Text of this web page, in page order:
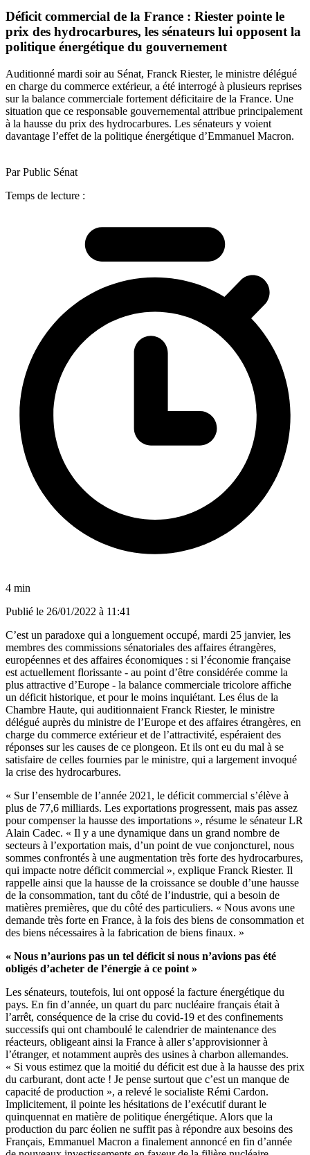
Déficit commercial de la France : Riester pointe le
prix des hydrocarbures, les sénateurs lui opposent la
politique énergétique du gouvernement
Auditionné mardi soir au Sénat, Franck Riester, le ministre délégué
en charge du commerce extérieur, a été interrogé à plusieurs reprises
sur la balance commerciale fortement déficitaire de la France. Une
situation que ce responsable gouvernemental attribue principalement
à la hausse du prix des hydrocarbures. Les sénateurs y voient
davantage l’effet de la politique énergétique d’Emmanuel Macron.
Par Public Sénat
Temps de lecture :
4 min
Publié le 26/01/2022 à 11:41
C’est un paradoxe qui a longuement occupé, mardi 25 janvier, les
membres des commissions sénatoriales des affaires étrangères,
européennes et des affaires économiques : si l’économie française
est actuellement florissante - au point d’être considérée comme la
plus attractive d’Europe - la balance commerciale tricolore affiche
un déficit historique, et pour le moins inquiétant. Les élus de la
Chambre Haute, qui auditionnaient Franck Riester, le ministre
délégué auprès du ministre de l’Europe et des affaires étrangères, en
charge du commerce extérieur et de l’attractivité, espéraient des
réponses sur les causes de ce plongeon. Et ils ont eu du mal à se
satisfaire de celles fournies par le ministre, qui a largement invoqué
la crise des hydrocarbures.
« Sur l’ensemble de l’année 2021, le déficit commercial s’élève à
plus de 77,6 milliards. Les exportations progressent, mais pas assez
pour compenser la hausse des importations », résume le sénateur LR
Alain Cadec. « Il y a une dynamique dans un grand nombre de
secteurs à l’exportation mais, d’un point de vue conjoncturel, nous
sommes confrontés à une augmentation très forte des hydrocarbures,
qui impacte notre déficit commercial », explique Franck Riester. Il
rappelle ainsi que la hausse de la croissance se double d’une hausse
de la consommation, tant du côté de l’industrie, qui a besoin de
matières premières, que du côté des particuliers. « Nous avons une
demande très forte en France, à la fois des biens de consommation et
des biens nécessaires à la fabrication de biens finaux. »
« Nous n’aurions pas un tel déficit si nous n’avions pas été
obligés d’acheter de l’énergie à ce point »
Les sénateurs, toutefois, lui ont opposé la facture énergétique du
pays. En fin d’année, un quart du parc nucléaire français était à
l’arrêt, conséquence de la crise du covid-19 et des confinements
successifs qui ont chamboulé le calendrier de maintenance des
réacteurs, obligeant ainsi la France à aller s’approvisionner à
l’étranger, et notamment auprès des usines à charbon allemandes.
« Si vous estimez que la moitié du déficit est due à la hausse des prix
du carburant, dont acte ! Je pense surtout que c’est un manque de
capacité de production », a relevé le socialiste Rémi Cardon.
Implicitement, il pointe les hésitations de l’exécutif durant le
quinquennat en matière de politique énergétique. Alors que la
production du parc éolien ne suffit pas à répondre aux besoins des
Français, Emmanuel Macron a finalement annoncé en fin d’année